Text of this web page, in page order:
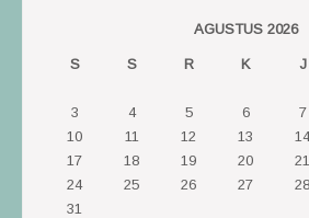
AGUSTUS 2026
S S R K J
3
4 5 6 7
10
11 12 13 14
17
18 19 20 21
24
25 26 27 28
31